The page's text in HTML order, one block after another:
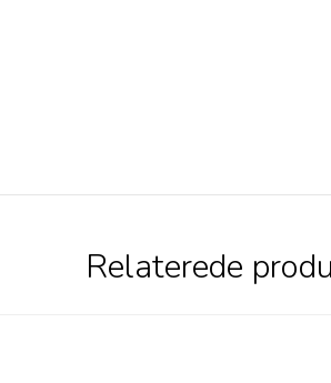
Relaterede